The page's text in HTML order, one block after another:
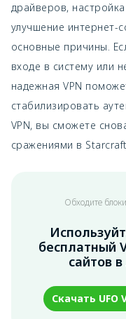
драйверов,
улучшение интернет-
основные причины.
входе в систему или
надежная VPN
стабилизировать
VPN, вы сможете
сражениями в
Обходите
бесплатный
сайтов
Скачать UFO